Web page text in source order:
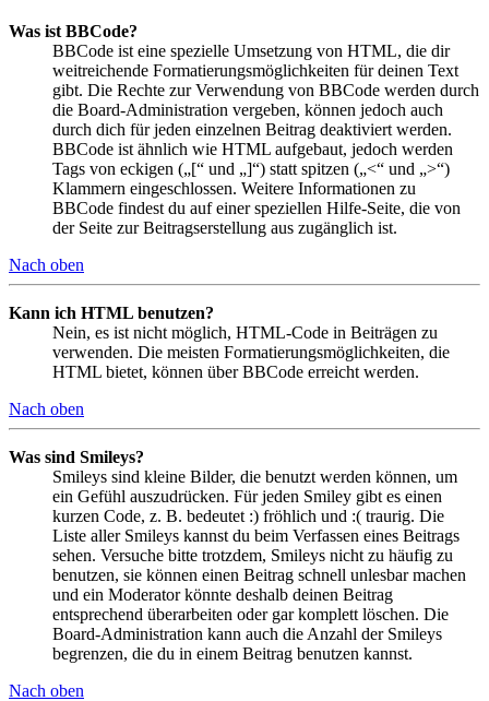
Was ist BBCode?
BBCode ist eine spezielle Umsetzung von HTML, die dir
weitreichende Formatierungsmöglichkeiten für deinen Text
gibt. Die Rechte zur Verwendung von BBCode werden durch
die Board-Administration vergeben, können jedoch auch
durch dich für jeden einzelnen Beitrag deaktiviert werden.
BBCode ist ähnlich wie HTML aufgebaut, jedoch werden
Tags von eckigen („[“ und „]“) statt spitzen („<“ und „>“)
Klammern eingeschlossen. Weitere Informationen zu
BBCode findest du auf einer speziellen Hilfe-Seite, die von
der Seite zur Beitragserstellung aus zugänglich ist.
Nach oben
Kann ich HTML benutzen?
Nein, es ist nicht möglich, HTML-Code in Beiträgen zu
verwenden. Die meisten Formatierungsmöglichkeiten, die
HTML bietet, können über BBCode erreicht werden.
Nach oben
Was sind Smileys?
Smileys sind kleine Bilder, die benutzt werden können, um
ein Gefühl auszudrücken. Für jeden Smiley gibt es einen
kurzen Code, z. B. bedeutet :) fröhlich und :( traurig. Die
Liste aller Smileys kannst du beim Verfassen eines Beitrags
sehen. Versuche bitte trotzdem, Smileys nicht zu häufig zu
benutzen, sie können einen Beitrag schnell unlesbar machen
und ein Moderator könnte deshalb deinen Beitrag
entsprechend überarbeiten oder gar komplett löschen. Die
Board-Administration kann auch die Anzahl der Smileys
begrenzen, die du in einem Beitrag benutzen kannst.
Nach oben